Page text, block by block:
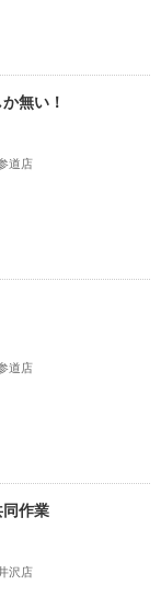
無い！
道店
道店
作業
沢店